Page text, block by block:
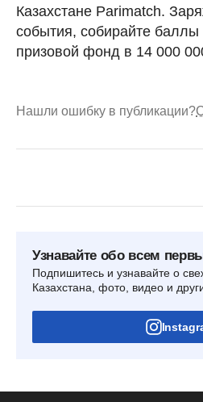
Казахстане Parimatch.
события, собирайте баллы
призовой фонд в 14 000
Нашли ошибку в публикации?
Узнавайте обо всем
Подпишитесь и узнавайте о
Казахстана, фото, видео и